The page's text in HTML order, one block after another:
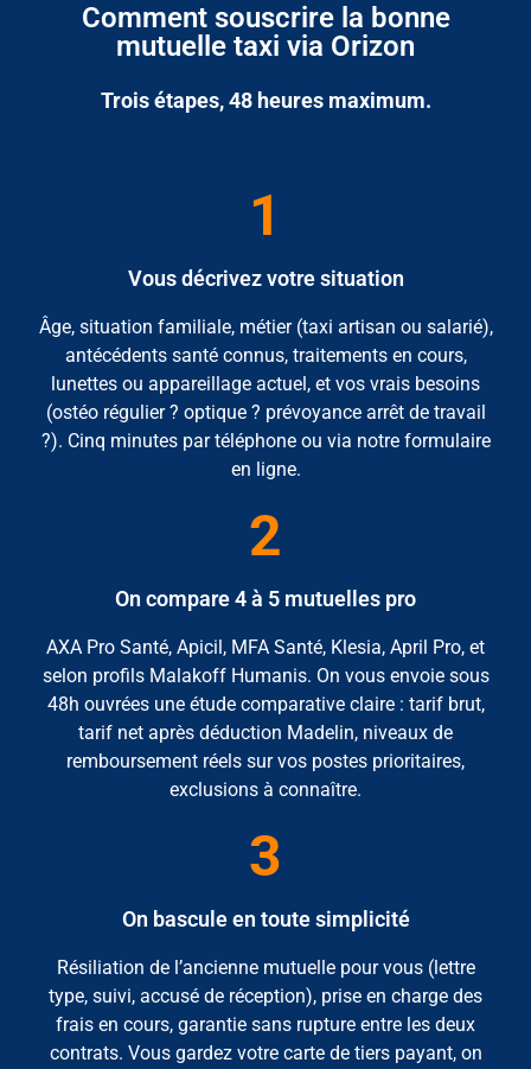
Comment souscrire la bonne
mutuelle taxi via Orizon
Trois étapes, 48 heures maximum.
1
Vous décrivez votre situation
Âge, situation familiale, métier (taxi artisan ou salarié),
antécédents santé connus, traitements en cours,
lunettes ou appareillage actuel, et vos vrais besoins
(ostéo régulier ? optique ? prévoyance arrêt de travail
?). Cinq minutes par téléphone ou via notre formulaire
en ligne.
2
On compare 4 à 5 mutuelles pro
AXA Pro Santé, Apicil, MFA Santé, Klesia, April Pro, et
selon profils Malakoff Humanis. On vous envoie sous
48h ouvrées une étude comparative claire : tarif brut,
tarif net après déduction Madelin, niveaux de
remboursement réels sur vos postes prioritaires,
exclusions à connaître.
3
On bascule en toute simplicité
Résiliation de l’ancienne mutuelle pour vous (lettre
type, suivi, accusé de réception), prise en charge des
frais en cours, garantie sans rupture entre les deux
contrats. Vous gardez votre carte de tiers payant, on